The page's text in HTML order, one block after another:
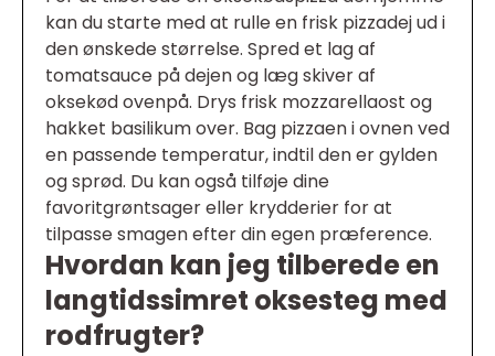
kan du starte med at rulle en frisk pizzadej ud i
den ønskede størrelse. Spred et lag af
tomatsauce på dejen og læg skiver af
oksekød ovenpå. Drys frisk mozzarellaost og
hakket basilikum over. Bag pizzaen i ovnen ved
en passende temperatur, indtil den er gylden
og sprød. Du kan også tilføje dine
favoritgrøntsager eller krydderier for at
tilpasse smagen efter din egen præference.
Hvordan kan jeg tilberede en
langtidssimret oksesteg med
rodfrugter?